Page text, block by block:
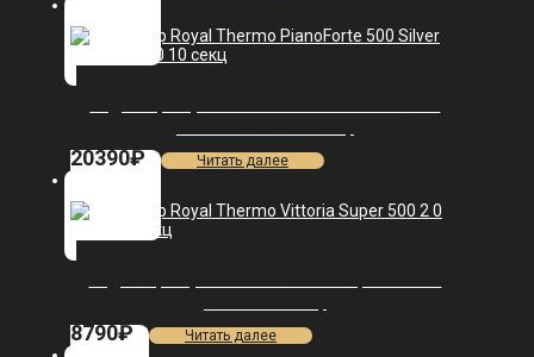
20390₽ Читать далее
8790₽ Читать далее